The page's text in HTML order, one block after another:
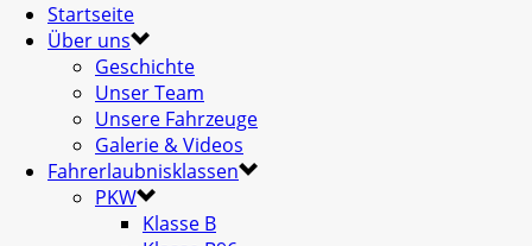
Startseite
Über uns
Geschichte
Unser Team
Unsere Fahrzeuge
Galerie & Videos
Fahrerlaubnisklassen
PKW
Klasse B